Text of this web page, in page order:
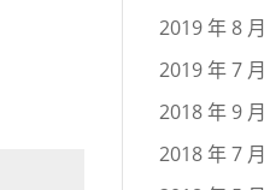
2019 年 8 月
2019 年 7 月
2018 年 9 月
2018 年 7 月